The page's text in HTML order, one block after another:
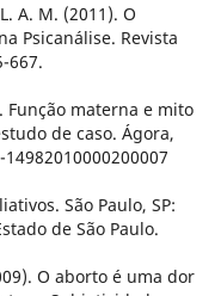
A. M. (2011). O
Psicanálise. Revista
667.
Função materna e mito
de caso. Ágora,
São Paulo, SP:
de São Paulo.
O aborto é uma dor